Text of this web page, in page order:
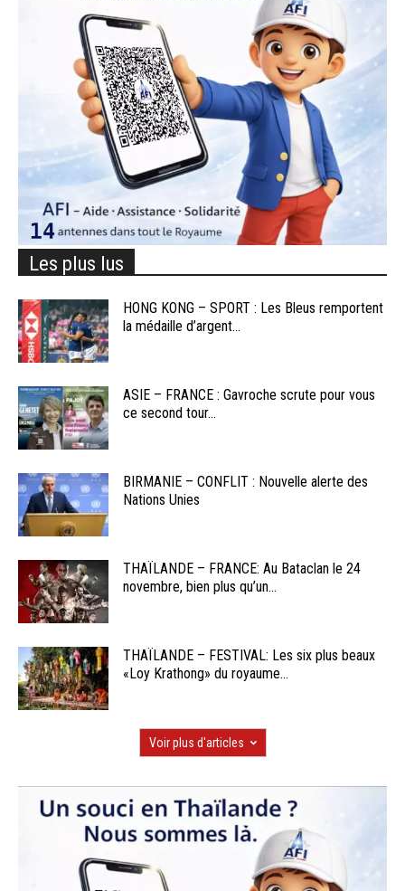
Les plus lus
HONG KONG – SPORT : Les Bleus remportent
la médaille d’argent...
ASIE – FRANCE : Gavroche scrute pour vous
ce second tour...
BIRMANIE – CONFLIT : Nouvelle alerte des
Nations Unies
THAÏLANDE – FRANCE: Au Bataclan le 24
novembre, bien plus qu’un...
THAÏLANDE – FESTIVAL: Les six plus beaux
«Loy Krathong» du royaume...
Voir plus d'articles